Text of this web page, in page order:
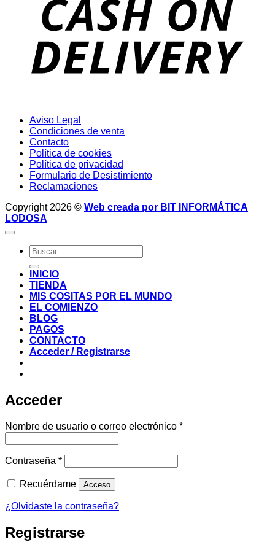
Aviso Legal
Condiciones de venta
Contacto
Política de cookies
Política de privacidad
Formulario de Desistimiento
Reclamaciones
Copyright 2026 © Web creada por BIT INFORMÁTICA
LODOSA
Buscar
por:
INICIO
TIENDA
MIS COSITAS POR EL MUNDO
EL COMIENZO
BLOG
PAGOS
CONTACTO
Acceder / Registrarse
Acceder
Nombre de usuario o correo electrónico *Obligatorio
Contraseña *Obligatorio
Recuérdame Acceso
¿Olvidaste la contraseña?
Registrarse